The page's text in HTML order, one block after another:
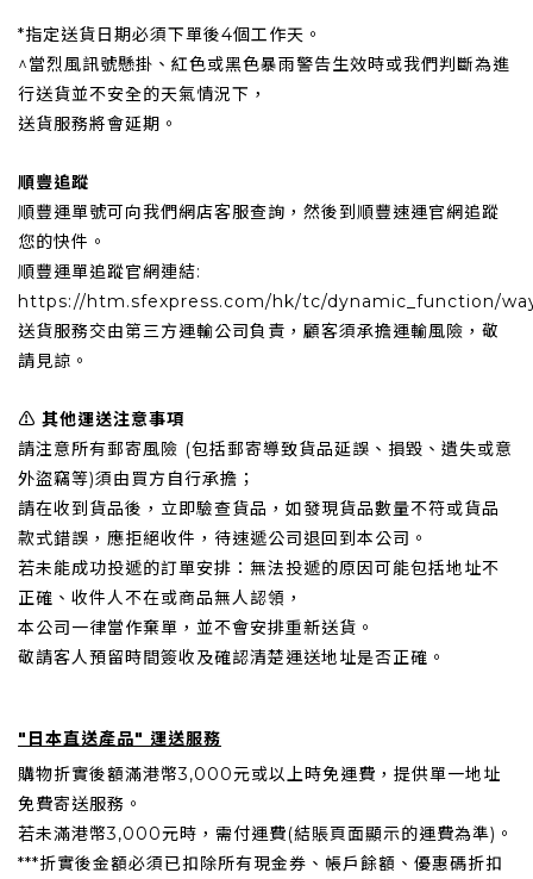
*指定送貨日期必須下單後4個工作天。
^當烈風訊號懸掛、紅色或黑色暴雨警告生效時或我們判斷為進
行送貨並不安全的天氣情況下，
送貨服務將會延期。
順豐追蹤
順豐運單號可向我們網店客服查詢，然後到順豐速運官網追蹤
您的快件。
順豐運單追蹤官網連結:
https://htm.sfexpress.com/hk/tc/dynamic_function/
送貨服務交由第三方運輸公司負責，顧客須承擔運輸風險，敬
請見諒。
⚠️ 其他運送注意事項
請注意所有郵寄風險 (包括郵寄導致貨品延誤、損毀、遺失或意
外盜竊等)須由買方自行承擔；
請在收到貨品後，立即驗查貨品，如發現貨品數量不符或貨品
款式錯誤，應拒絕收件，待速遞公司退回到本公司。
若未能成功投遞的訂單安排：無法投遞的原因可能包括地址不
正確、收件人不在或商品無人認領，
本公司一律當作棄單，並不會安排重新送貨。
敬請客人預留時間簽收及確認清楚運送地址是否正確。
"日本直送產品" 運送服務
購物折實後額滿港幣3,000元或以上時免運費，提供單一地址
免費寄送服務。
若未滿港幣3,000元時，需付運費(結賬頁面顯示的運費為準)。
***折實後金額必須已扣除所有現金券、帳戶餘額、優惠碼折扣